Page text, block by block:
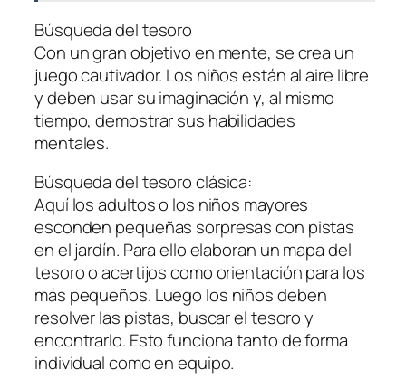
Búsqueda del tesoro
Con un gran objetivo en mente, se crea un
juego cautivador. Los niños están al aire libre
y deben usar su imaginación y, al mismo
tiempo, demostrar sus habilidades
mentales.
Búsqueda del tesoro clásica:
Aquí los adultos o los niños mayores
esconden pequeñas sorpresas con pistas
en el jardín. Para ello elaboran un mapa del
tesoro o acertijos como orientación para los
más pequeños. Luego los niños deben
resolver las pistas, buscar el tesoro y
encontrarlo. Esto funciona tanto de forma
individual como en equipo.